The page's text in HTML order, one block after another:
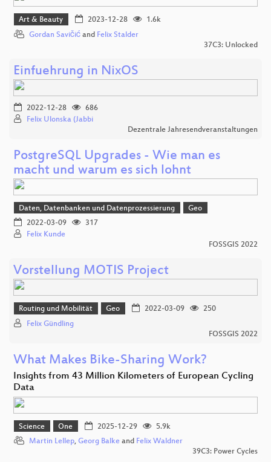
Art & Beauty 2023-12-28
1.6k
Gordan Savičić and Felix Stalder
37C3: Unlocked
Einfuehrung in NixOS
2022-12-28
686
Felix Ulonska (Jabbi
Dezentrale Jahresendveranstaltungen
PostgreSQL Upgrades - Wie man es
macht und warum es sich lohnt
Daten, Datenbanken und Datenprozessierung
Geo
2022-03-09
317
Felix Kunde
FOSSGIS 2022
Vorstellung MOTIS Project
Routing und Mobilität Geo 2022-03-09
250
Felix Gündling
FOSSGIS 2022
What Makes Bike-Sharing Work?
Insights from 43 Million Kilometers of European Cycling
Data
Science One 2025-12-29
5.9k
Martin Lellep, Georg Balke and Felix Waldner
39C3: Power Cycles